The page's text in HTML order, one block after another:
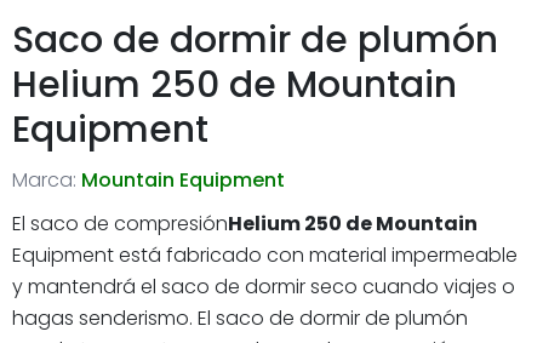
Saco de dormir de plumón
Helium 250 de Mountain
Equipment
Marca: Mountain Equipment
El saco de compresiónHelium 250 de Mountain
Equipment está fabricado con material impermeable
y mantendrá el saco de dormir seco cuando viajes o
hagas senderismo. El saco de dormir de plumón